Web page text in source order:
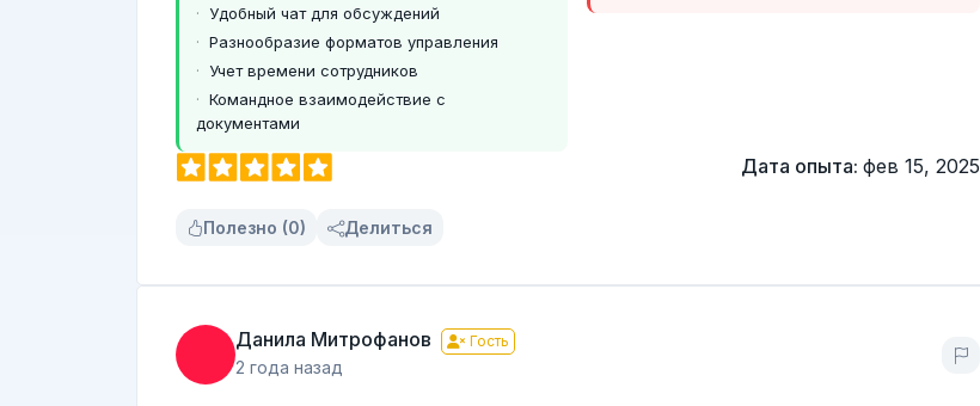
Удобный чат для обсуждений
Разнообразие форматов управления
Учет времени сотрудников
Командное взаимодействие с
документами
Дата опыта: фев 15, 2025
Полезно (0) Делиться
Данила Митрофанов Гость
2 года назад